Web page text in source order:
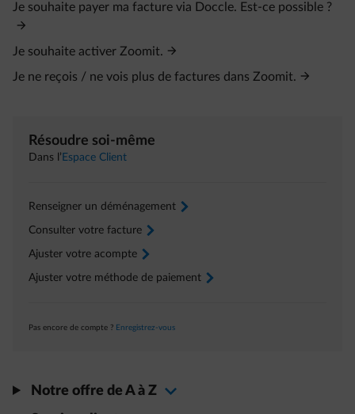
Je souhaite payer ma facture via Doccle. Est-ce possible ?
Je souhaite activer Zoomit.
Je ne reçois / ne vois plus de factures dans Zoomit.
Résoudre soi-même
Dans l’ Espace Client
Renseigner un déménagement arrow-right
Consulter votre facture arrow-right
Ajuster votre acompte arrow-right
Ajuster votre méthode de paiement arrow-right
Pas encore de compte ? Enregistrez-vous
Notre offre de A à Z